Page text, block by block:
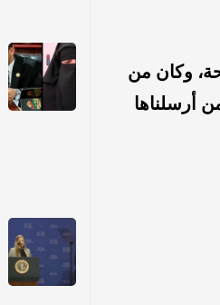
وكان من
أرسلناها